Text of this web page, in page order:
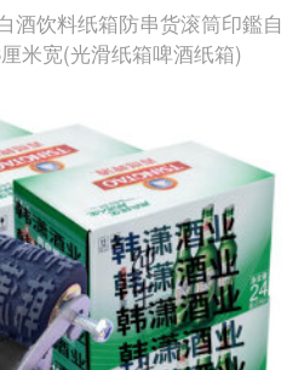
酒饮料纸箱防串货滚筒印鑑自
米宽(光滑纸箱啤酒纸箱)